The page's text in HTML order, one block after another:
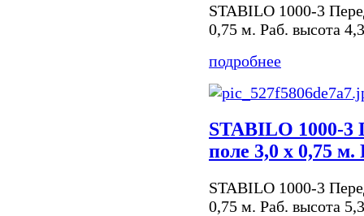
STABILO 1000-3
0,75 м. Раб. высота
подробнее
STABILO 1000-3
поле 3,0 х 0,75
STABILO 1000-3
0,75 м. Раб. высота